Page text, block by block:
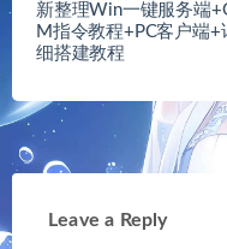
新整理Win一键服务端
M指令教程+PC客户端+
细搭建教程
Leave a Reply